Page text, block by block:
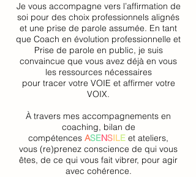
Je vous accompagne vers l’affirmation de
soi pour des choix professionnels alignés
et une prise de parole assumée. En tant
que Coach en évolution professionnelle et
Prise de parole en public, je suis
convaincue que vous avez déjà en vous
les ressources nécessaires
pour tracer votre VOIE et affirmer votre
VOIX.
À travers mes accompagnements en
coaching, bilan de
compétences ASENSILE et ateliers,
vous (re)prenez conscience de qui vous
êtes, de ce qui vous fait vibrer, pour agir
avec cohérence.